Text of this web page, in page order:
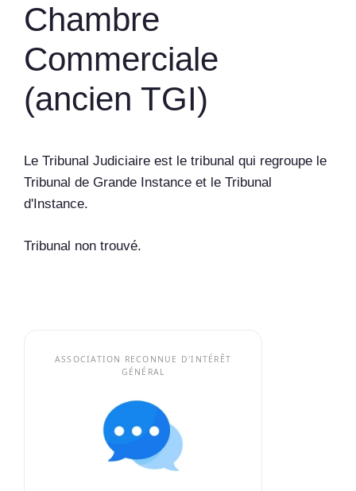
Chambre
Commerciale
(ancien TGI)
Le Tribunal Judiciaire est le tribunal qui regroupe le
Tribunal de Grande Instance et le Tribunal
d'Instance.
Tribunal non trouvé.
ASSOCIATION RECONNUE D'INTÉRÊT
GÉNÉRAL